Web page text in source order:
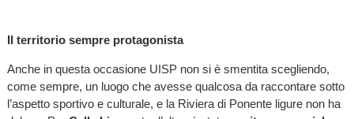
Il territorio sempre protagonista
Anche in questa occasione UISP non si è smentita scegliendo,
come sempre, un luogo che avesse qualcosa da raccontare sotto
l’aspetto sportivo e culturale, e la Riviera di Ponente ligure non ha